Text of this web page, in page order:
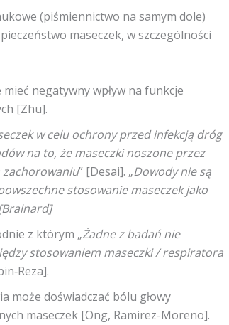
(piśmiennictwo na samym dole)
maseczek, w szczególności
negatywny wpływ na funkcje
[Zhu].
w celu ochrony przed infekcją dróg
na to, że maseczki noszone przez
zachorowaniu” [Desai]. „Dowody nie są
stosowanie maseczek jako
z którym „Żadne z badań nie
stosowaniem maseczki / respiratora
może doświadczać bólu głowy
maseczek [Ong, Ramirez-Moreno].